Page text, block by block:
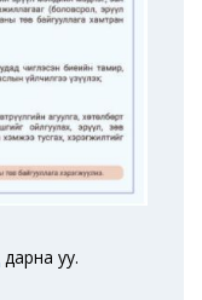
дарна уу.